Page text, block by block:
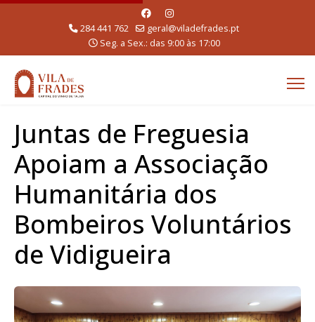
284 441 762
geral@viladefrades.pt
Seg. a Sex.: das 9:00 às 17:00
Juntas de Freguesia
Apoiam a Associação
Humanitária dos
Bombeiros Voluntários
de Vidigueira